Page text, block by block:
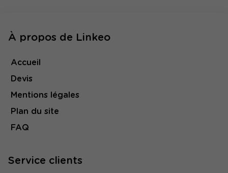
À propos de Linkeo
Accueil
Devis
Mentions légales
Plan du site
FAQ
Service clients